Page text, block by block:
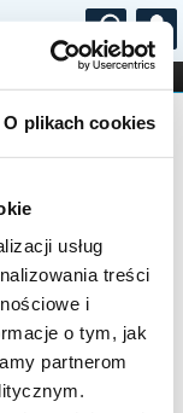
O plikach cookies
usług
treści
i
o tym, jak
partnerom
...
STAND-UP